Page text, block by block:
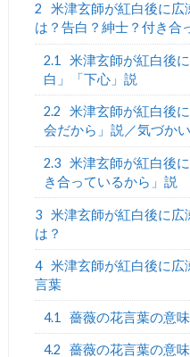
2
米津玄師が紅白後に
は？告白？紳士？付き合
2.1
米津玄師が紅白後
白」「下心」説
2.2
米津玄師が紅白後
会だから」説／気づか
2.3 米津玄師が紅白後
き合っているから」説
3 米津玄師が紅白後に
は？
4 米津玄師が紅白後に
言葉
4.1 薔薇の花言葉の意
4.2 薔薇の花言葉の意